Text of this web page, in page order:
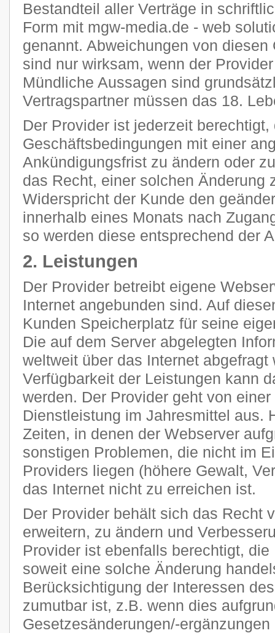
Bestandteil aller Verträge in
Form mit mgw-media.de - web
genannt. Abweichungen von
sind nur wirksam, wenn der
Mündliche Aussagen sind
Vertragspartner müssen das 18.
Der Provider ist jederzeit
Geschäftsbedingungen mit einer
Ankündigungsfrist zu ändern oder
das Recht, einer solchen Änderung
Widerspricht der Kunde den
innerhalb eines Monats nach
so werden diese entsprechend der
2. Leistungen
Der Provider betreibt eigene
Internet angebunden sind. Auf
Kunden Speicherplatz für seine
Die auf dem Server abgelegten
weltweit über das Internet
Verfügbarkeit der Leistungen kann
werden. Der Provider geht von
Dienstleistung im Jahresmittel aus.
Zeiten, in denen der Webserver
sonstigen Problemen, die nicht im
Providers liegen (höhere Gewalt,
das Internet nicht zu erreichen ist.
Der Provider behält sich das Recht
erweitern, zu ändern und
Provider ist ebenfalls berechtigt,
soweit eine solche Änderung
Berücksichtigung der Interessen
zumutbar ist, z.B. wenn dies
Gesetzesänderungen/-